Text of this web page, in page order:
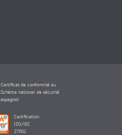
Certificat de conformité au
Schéma national de sécurité
espagnol
Certification
ISO/IEC
27001